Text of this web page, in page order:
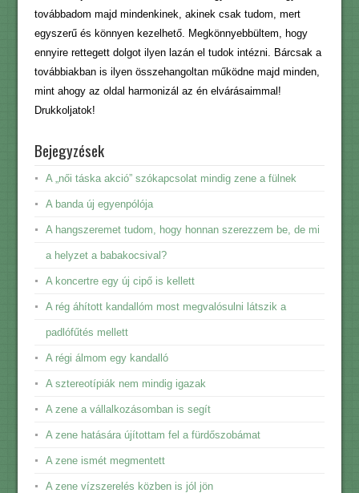
továbbadom majd mindenkinek, akinek csak tudom, mert
egyszerű és könnyen kezelhető. Megkönnyebbültem, hogy
ennyire rettegett dolgot ilyen lazán el tudok intézni. Bárcsak a
továbbiakban is ilyen összehangoltan működne majd minden,
mint ahogy az oldal harmonizál az én elvárásaimmal!
Drukkoljatok!
Bejegyzések
A „női táska akció” szókapcsolat mindig zene a fülnek
A banda új egyenpólója
A hangszeremet tudom, hogy honnan szerezzem be, de mi
a helyzet a babakocsival?
A koncertre egy új cipő is kellett
A rég áhított kandallóm most megvalósulni látszik a
padlófűtés mellett
A régi álmom egy kandalló
A sztereotípiák nem mindig igazak
A zene a vállalkozásomban is segít
A zene hatására újítottam fel a fürdőszobámat
A zene ismét megmentett
A zene vízszerelés közben is jól jön